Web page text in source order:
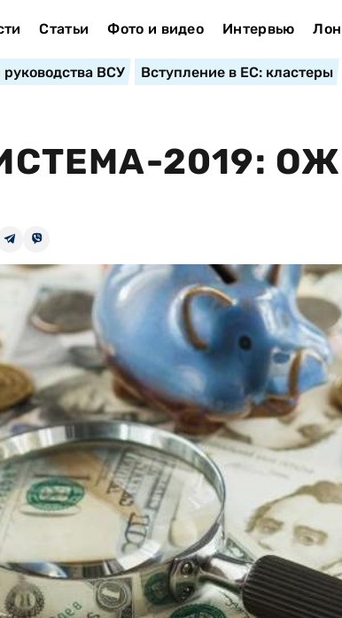
Статьи Фото и видео Интервью
ВСУ Вступление в ЕС: кластеры
2019: